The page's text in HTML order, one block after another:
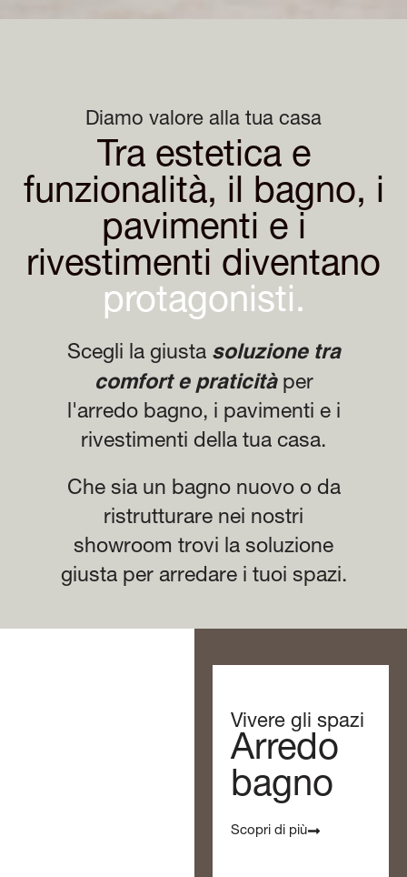
Diamo valore alla tua casa
Tra estetica e
funzionalità, il bagno, i
pavimenti e i
rivestimenti diventano
protagonisti.
Scegli la giusta soluzione tra
comfort e praticità per
l'arredo bagno, i pavimenti e i
rivestimenti della tua casa.
Che sia un bagno nuovo o da
ristrutturare nei nostri
showroom trovi la soluzione
giusta per arredare i tuoi spazi.
Vivere gli spazi
Arredo
bagno
Scopri di più